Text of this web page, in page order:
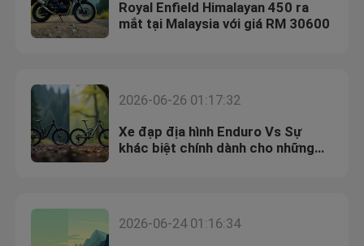
Royal Enfield Himalayan 450 ra
mắt tại Malaysia với giá RM 30600
2026-06-26 01:17:32
Xe đạp địa hình Enduro Vs Sự
khác biệt chính dành cho những
2026-06-24 01:16:34